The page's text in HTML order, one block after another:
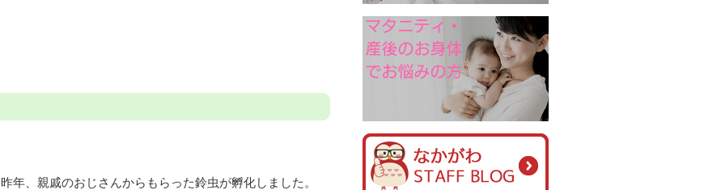
昨年、親戚のおじさんからもらった鈴虫が孵化しました。